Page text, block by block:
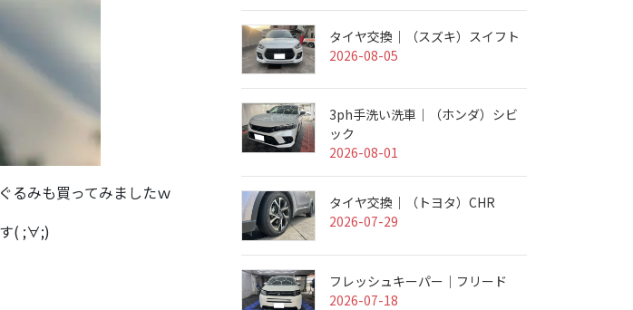
るみも買ってみましたｗ
( ;∀;)
タイヤ交換｜（スズキ）スイフト
2026-08-05
3ph手洗い洗車｜（ホンダ）シビ
ック
2026-08-01
タイヤ交換｜（トヨタ）CHR
2026-07-29
フレッシュキーパー｜フリード
2026-07-18